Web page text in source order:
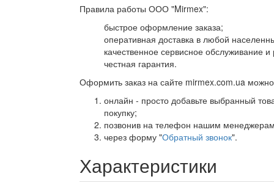
Правила работы ООО "Mirmex":
быстрое оформление заказа;
оперативная доставка в любой
качественное сервисное обслуживание
честная гарантия.
Оформить заказ на сайте mirmex.com.ua
онлайн - просто добавьте выбранный
покупку;
позвонив на телефон нашим
через форму "Обратный звонок".
Характеристики